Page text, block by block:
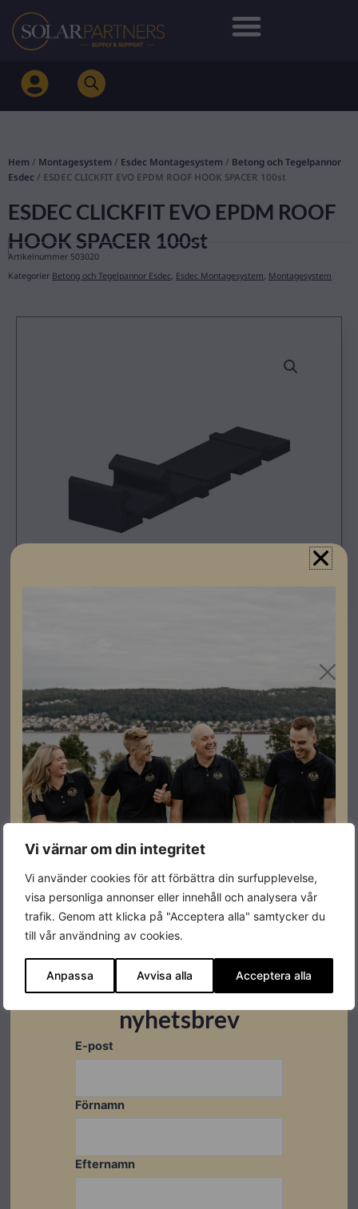
Vi värnar om din integritet
Vi använder cookies för att förbättra din surfupplevelse,
visa personliga annonser eller innehåll och analysera vår
trafik. Genom att klicka på "Acceptera alla" samtycker du
till vår användning av cookies.
Anpassa Avvisa alla Acceptera alla
Hoppa
innehåll
Hem / Montagesystem / Esdec Montagesystem / Betong och Tegelpannor
Esdec / ESDEC CLICKFIT EVO EPDM ROOF HOOK SPACER 100st
ESDEC CLICKFIT EVO EPDM ROOF
HOOK SPACER 100st
Artikelnummer 503020
Kategorier Betong och Tegelpannor Esdec, Esdec Montagesystem, Montagesystem
göra beställningar.
Distanshållare mellan takkrok och tak/tegel används
under installationen
Specifikationer
Produktgaranti 20 år
Färg Svart
Varumärke Esdec
artikelnummer
1008063
Ladda ner
Prenumerera på vårt
nyhetsbrev
E-post
Förnamn
Efternamn